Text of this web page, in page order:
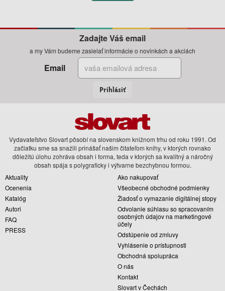
Zadajte Váš email
a my Vám budeme zasielať informácie o novinkách a akciách
Email
Prihlásiť
Vydavateľstvo Slovart pôsobí na slovenskom knižnom trhu od roku 1991. Od
začiatku sme sa snažili prinášať našim čitateľom knihy, v ktorých rovnako
dôležitú úlohu zohráva obsah i forma, teda v ktorých sa kvalitný a náročný
obsah spája s polygraficky i výtvarne bezchybnou formou.
Aktuality
Ocenenia
Katalóg
Autori
FAQ
PRESS
Ako nakupovať
Všeobecné obchodné podmienky
Žiadosť o vymazanie digitálnej stopy
Odvolanie súhlasu so spracovaním
osobných údajov na marketingové
účely
Odstúpenie od zmluvy
Vyhlásenie o prístupnosti
Obchodná spolupráca
O nás
Kontakt
Slovart v Čechách